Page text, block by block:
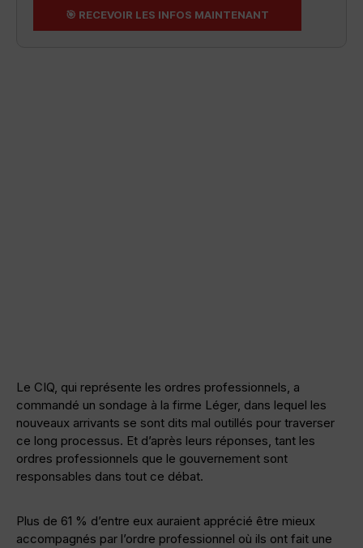
Le CIQ, qui représente les ordres professionnels, a
commandé un sondage à la firme Léger, dans lequel les
nouveaux arrivants se sont dits mal outillés pour traverser
ce long processus. Et d’après leurs réponses, tant les
ordres professionnels que le gouvernement sont
responsables dans tout ce débat.
Plus de 61 % d’entre eux auraient apprécié être mieux
accompagnés par l’ordre professionnel où ils ont fait une